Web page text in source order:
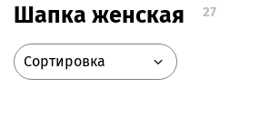
Шапка женская 27